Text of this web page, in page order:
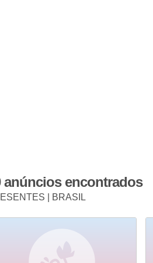
anúncios encontrados
| BRASIL